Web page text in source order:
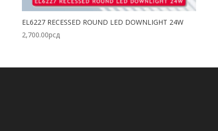
EL6227 RECESSED ROUND LED DOWNLIGHT 24W
2,700.00рсд